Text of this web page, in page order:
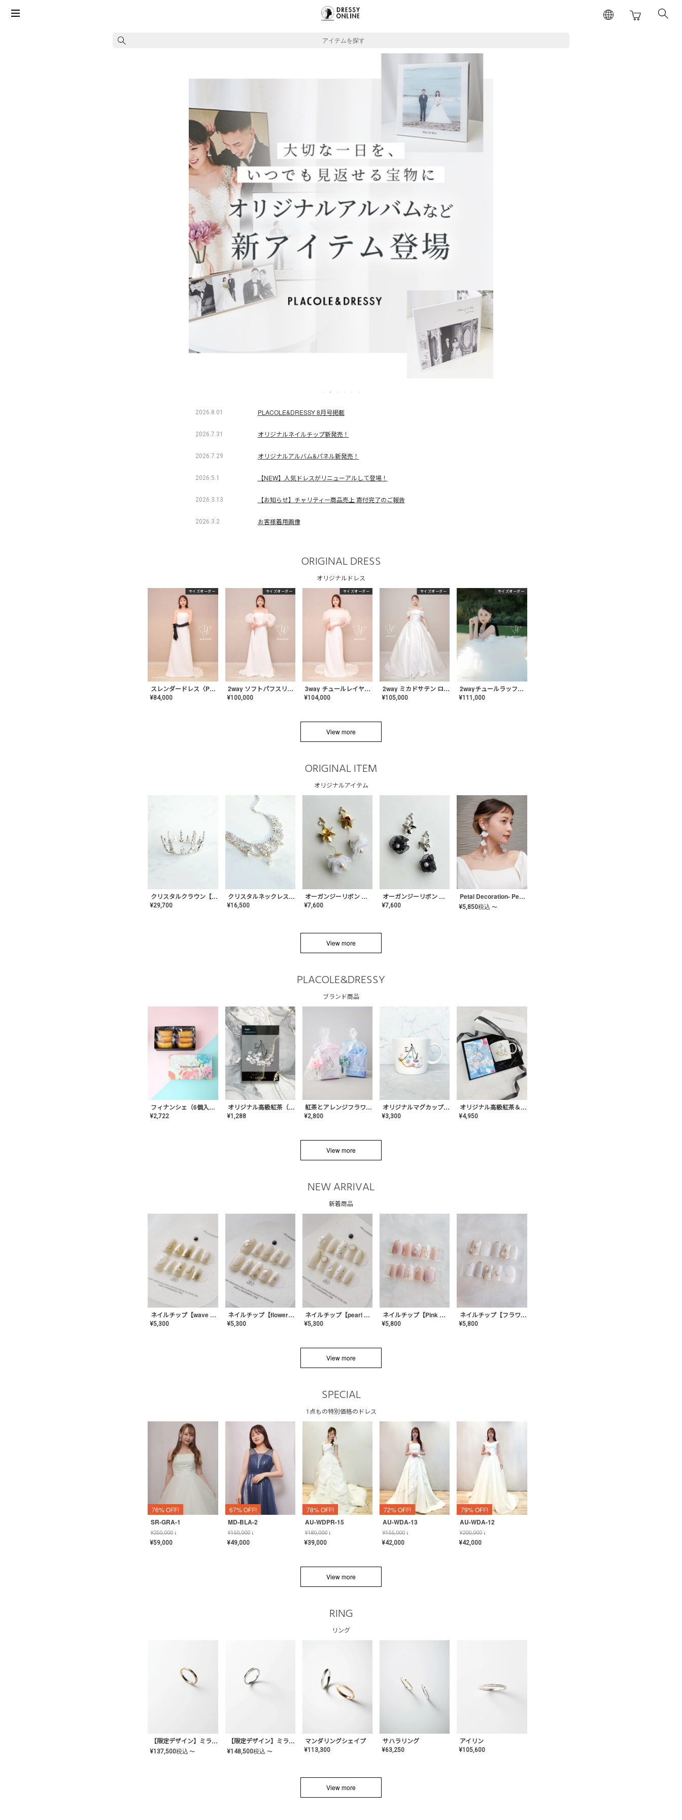
アイテムを探す
2026.8.01 PLACOLE&DRESSY 8月号掲載
2026.7.31 オリジナルネイルチップ新発売！
2026.7.29 オリジナルアルバム&パネル新発売！
2026.5.1 【NEW】人気ドレスがリニューアルして登場！
2026.3.13 【お知らせ】チャリティー商品売上 寄付完了のご報告
2026.3.2 お客様着用画像
ORIGINAL DRESS
オリジナルドレス
サイズオーダー
スレンダードレス〈PD-WDOR-2110〉
¥84,000
サイズオーダー
2way ソフトパフスリーブ スレンダードレス〈PD-WDOR-2112〉
¥100,000
サイズオーダー
3way チュールレイヤーオフショルダー スレンダードレス〈PD-WDOR-2111〉
¥104,000
サイズオーダー
2way ミカドサテン ロールカラードレス〈PD-WDOR-511〉
¥105,000
サイズオーダー
2wayチュールラッフルドレス〈PD-WDOR-341〉
¥111,000
View more
ORIGINAL ITEM
オリジナルアイテム
クリスタルクラウン【MA-COHD-01】韓国風クラウン/ウェディングクラウン/ティアラ
¥29,700
クリスタルネックレス-Lace【MA-CONL-02】
¥16,500
オーガンジーリボン バレリーナイヤリング&ピアス【White】〈PV-COER-12〉
¥7,600
オーガンジーリボン バレリーナイヤリング&ピアス【Black】〈PV-COER-11〉
¥7,600
Petal Decoration- Pearl【JA-COER-3】
¥5,850税込 〜
View more
PLACOLE&DRESSY
ブランド商品
フィナンシェ（6個入り）
¥2,722
オリジナル高級紅茶（TIME/タイム）【ギフト/プチギフト/プレゼント/内祝い/結婚式/オリジナル配合/高品質/ハーブティー/茶葉/記念日/お返し/手土産/美容/おしゃれ】
¥1,288
紅茶とアレンジフラワーのセット
¥2,800
オリジナルマグカップ【AT-TW-03】ギフトセット有/プレゼント/内祝い/結婚式/ペア/食器/テーブルウェア/記念日/お返し/特別/高級/おしゃれ
¥3,300
オリジナル高級紅茶＆マグカップ ギフト【AT-GF-02】ギフトセット/プレゼント/内祝い/結婚式/ハーブティー/高品質/マグカップ/食器/記念日/お返し/手土産/美容/おしゃれ
¥4,950
View more
NEW ARRIVAL
新着商品
ネイルチップ【wave mirror】AE-CONA-04
¥5,300
ネイルチップ【flower shell】AE-CONA-03
¥5,300
ネイルチップ【pearl bijou】AE-CONA-02
¥5,300
ネイルチップ【Pink Glow Nail】MK-CONA-04
¥5,800
ネイルチップ【フラワーシフォンネイル】MK-CONA-03
¥5,800
View more
SPECIAL
1点もの特別価格のドレス
76% OFF!
SR-GRA-1
¥250,000↓
¥59,000
67% OFF!
MD-BLA-2
¥150,000↓
¥49,000
78% OFF!
AU-WDPR-15
¥180,000↓
¥39,000
72% OFF!
AU-WDA-13
¥155,000↓
¥42,000
79% OFF!
AU-WDA-12
¥200,000↓
¥42,000
View more
RING
リング
【限定デザイン】ミライ(mill-ai)リング
¥137,500税込 〜
【限定デザイン】ミライ(mill-ai)リング
¥148,500税込 〜
マンダリングシェイプ
¥113,300
サハラリング
¥63,250
アイリン
¥105,600
View more